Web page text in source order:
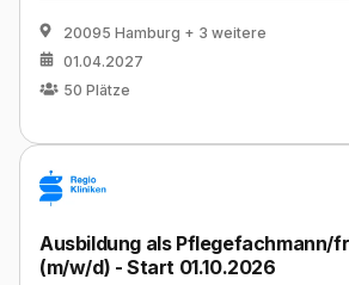
20095 Hamburg + 3 weitere
01.04.2027
50 Plätze
Ausbildung als Pflegefachmann/
(m/w/d) - Start 01.10.2026